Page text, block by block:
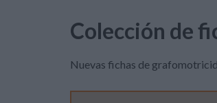
Colección de
Nuevas fichas de